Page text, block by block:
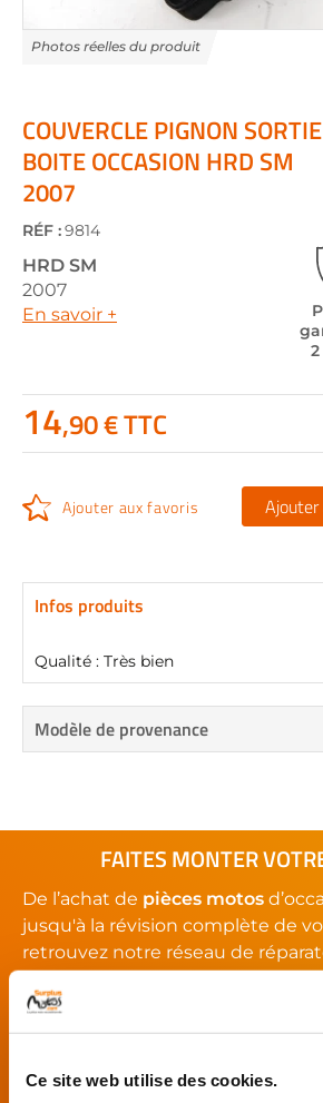
Ce site web utilise des cookies.
the
beginning
of
the
images
gallery
COUVERCLE PIGNON SORTIE
BOITE OCCASION HRD SM
2007
RÉF :9814
HRD SM
2007
En savoir +
14,90 € TTC
Ajouter aux favoris Ajouter
Infos produits
Qualité : Très bien
Modèle de provenance
FAITES MONTER
De l’achat de pièces motos
jusqu'à la révision complète de
retrouvez notre réseau de